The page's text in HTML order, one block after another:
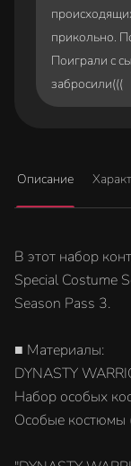
прикольно.
Поиграли с
забросили(((
Описание
В этот набор
Special Costume
Season Pass 3.
■ Материалы:
DYNASTY
Набор особых
Особые костюмы